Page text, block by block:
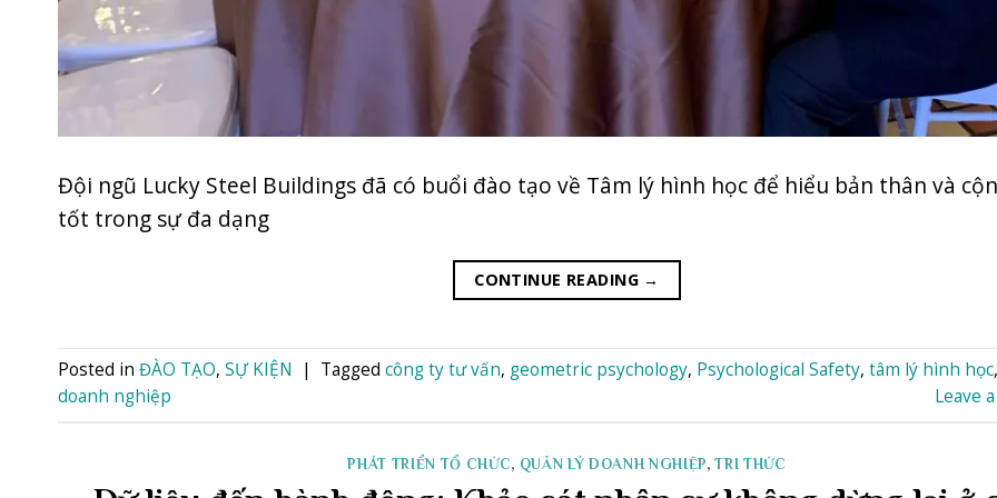
Đội ngũ Lucky Steel Buildings đã có buổi đào tạo về Tâm lý hình học để hiểu bản thân và
tốt trong sự đa dạng
CONTINUE READING →
Posted in ĐÀO TẠO, SỰ KIỆN | Tagged công ty tư vấn, geometric psychology, Psychological Safety, tâm lý hình học,
doanh nghiệp
Leave
PHÁT TRIỂN TỔ CHỨC, QUẢN LÝ DOANH NGHIỆP,TRI THỨC